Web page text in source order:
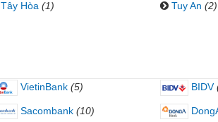
Tây Hòa (1) Tuy An (2)
VietinBank (5) BIDV
Sacombank (10)